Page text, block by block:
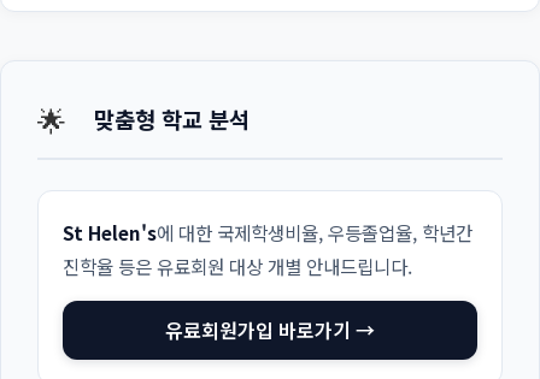
🌟 맞춤형 학교 분석
St Helen's에 대한 국제학생비율, 우등졸업율, 학년간
진학율 등은 유료회원 대상 개별 안내드립니다.
유료회원가입 바로가기 →